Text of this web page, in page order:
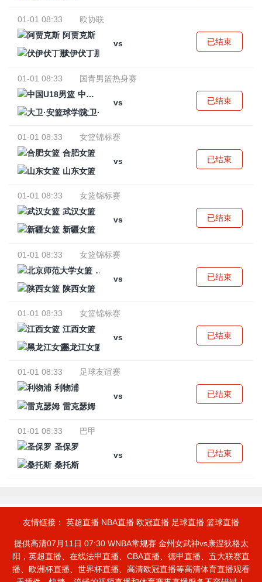
01-01 08:33
欧协联
阿贾克斯
vs
伏伊伏丁那
已结束
01-01 08:33
国青男篮热身赛
中国U18男篮
vs
大卫·安篮球学院
已结束
01-01 08:33
女篮锦标赛
合肥女篮
vs
山东女篮
已结束
01-01 08:33
女篮锦标赛
武汉女篮
vs
新疆女篮
已结束
01-01 08:33
女篮锦标赛
北京师范大学女篮
vs
陕西女篮
已结束
01-01 08:33
女篮锦标赛
江西女篮
vs
黑龙江女篮
已结束
01-01 08:33
足球友谊赛
利物浦
vs
雷克瑟姆
已结束
01-01 08:33
巴甲
圣保罗
vs
桑托斯
已结束
友情链接： 英超直播 NBA直播 欧冠直播 足球直播 篮球直播
提供高清07月11日 07:30 WNBA常规赛 金州女武神vs康涅狄格太
阳，英超直播、在线法甲直播、CBA直播、德甲直播、五大联赛直
播、欧洲杯直播、世界杯直播、高清欧冠直播等高清体育直播观看